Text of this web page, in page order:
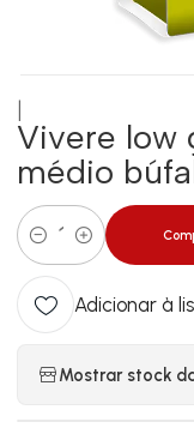
Vivere low
médio
Quantidade
Adicionar à
Mostrar stock